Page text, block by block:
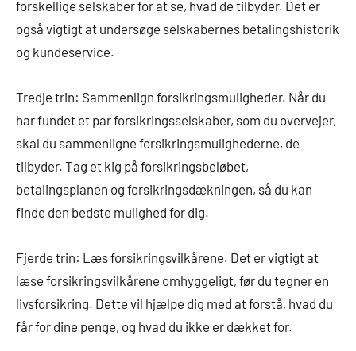
forskellige selskaber for at se, hvad de tilbyder. Det er
også vigtigt at undersøge selskabernes betalingshistorik
og kundeservice.
Tredje trin: Sammenlign forsikringsmuligheder. Når du
har fundet et par forsikringsselskaber, som du overvejer,
skal du sammenligne forsikringsmulighederne, de
tilbyder. Tag et kig på forsikringsbeløbet,
betalingsplanen og forsikringsdækningen, så du kan
finde den bedste mulighed for dig.
Fjerde trin: Læs forsikringsvilkårene. Det er vigtigt at
læse forsikringsvilkårene omhyggeligt, før du tegner en
livsforsikring. Dette vil hjælpe dig med at forstå, hvad du
får for dine penge, og hvad du ikke er dækket for.